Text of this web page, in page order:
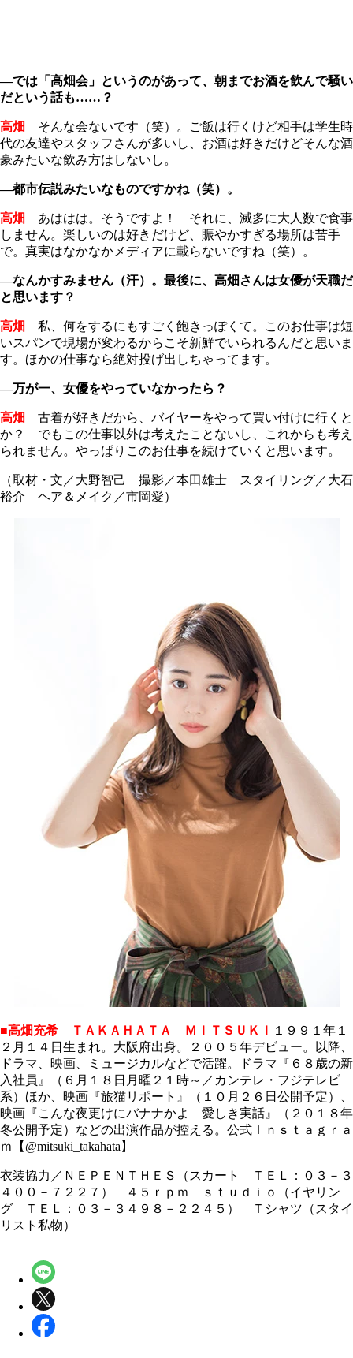
―では「高畑会」というのがあって、朝までお酒を飲んで騒い
だという話も……？
高畑
そんな会ないです（笑）。ご飯は行くけど相手は学生時
代の友達やスタッフさんが多いし、お酒は好きだけどそんな酒
豪みたいな飲み方はしないし。
―都市伝説みたいなものですかね（笑）。
高畑
あははは。そうですよ！ それに、滅多に大人数で食事
しません。楽しいのは好きだけど、賑やかすぎる場所は苦手
で。真実はなかなかメディアに載らないですね（笑）。
―なんかすみません（汗）。最後に、高畑さんは女優が天職だ
と思います？
高畑
私、何をするにもすごく飽きっぽくて。このお仕事は短
いスパンで現場が変わるからこそ新鮮でいられるんだと思いま
す。ほかの仕事なら絶対投げ出しちゃってます。
―万が一、女優をやっていなかったら？
高畑
古着が好きだから、バイヤーをやって買い付けに行くと
か？ でもこの仕事以外は考えたことないし、これからも考え
られません。やっぱりこのお仕事を続けていくと思います。
（取材・文／大野智己 撮影／本田雄士 スタイリング／大石
裕介 ヘア＆メイク／市岡愛）
■高畑充希 ＴＡＫＡＨＡＴＡ ＭＩＴＳＵＫＩ １９９１年１
２月１４日生まれ。大阪府出身。２００５年デビュー。以降、
ドラマ、映画、ミュージカルなどで活躍。ドラマ『６８歳の新
入社員』（６月１８日月曜２１時～／カンテレ・フジテレビ
系）ほか、映画『旅猫リポート』（１０月２６日公開予定）、
映画『こんな夜更けにバナナかよ 愛しき実話』（２０１８年
冬公開予定）などの出演作品が控える。公式Ｉｎｓｔａｇｒａ
ｍ【@mitsuki_takahata】
衣装協力／ＮＥＰＥＮＴＨＥＳ（スカート ＴＥＬ：０３－３
４００－７２２７） ４５ｒｐｍ ｓｔｕｄｉｏ（イヤリン
グ ＴＥＬ：０３－３４９８－２２４５） Ｔシャツ（スタイ
リスト私物）